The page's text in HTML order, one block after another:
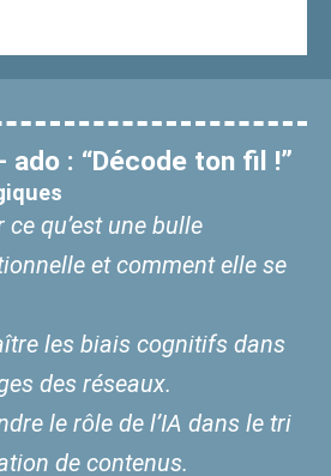
: “Décode ton fil !”
qu’est une bulle
et comment elle se
les biais cognitifs dans
des réseaux.
le rôle de l’IA dans le tri
de contenus.